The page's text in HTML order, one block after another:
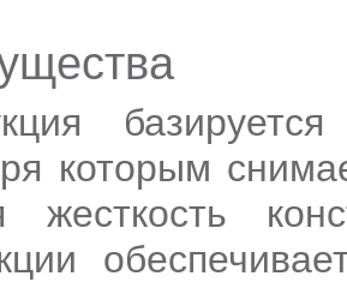
которым
жесткость